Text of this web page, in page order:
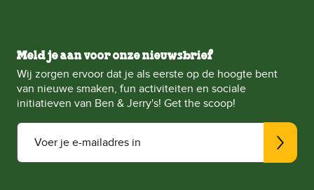
Meld je aan voor onze nieuwsbrief
Wij zorgen ervoor dat je als eerste op de hoogte bent
van nieuwe smaken, fun activiteiten en sociale
initiatieven van Ben & Jerry's! Get the scoop!
Voer je e-mailadres in